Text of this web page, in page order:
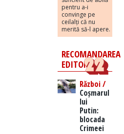
pentru a-i
convinge pe
ceilalți că nu
merită să-l apere.
RECOMANDAREA
EDITORILOR
Război /
Coșmarul
lui
Putin:
blocada
Crimeei